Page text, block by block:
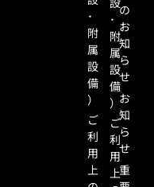
･
附
属
設
備
）
ご
利
用
上
･
附
属
設
備
）
ご
利
用
上
の
お
知
ら
せ
お
知
ら
せ
重